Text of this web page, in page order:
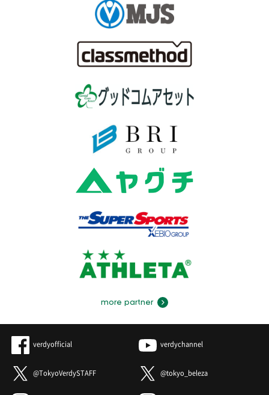
more partner
verdyofficial verdychannel
@TokyoVerdySTAFF @tokyo_beleza